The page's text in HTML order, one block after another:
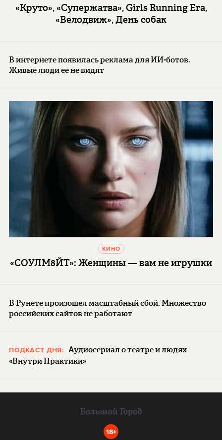
«Круто», «Супержатва», Girls Running Era,
«Велодвиж», День собак
В интернете появилась реклама для ИИ-ботов.
Живые люди ее не видят
КИНО
«СОУЛМ8ЙТ»: Женщины — вам не игрушки
В Рунете произошел масштабный сбой. Множество
российских сайтов не работают
ПОДКАСТ ДНЯ: Аудиосериал о театре и людях
«Внутри Практики»
18+